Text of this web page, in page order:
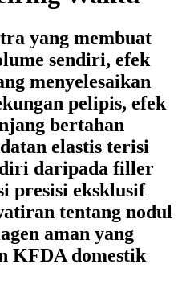
yang membuat
sendiri, efek
menyelesaikan
pelipis, efek
bertahan
elastis terisi
daripada filler
presisi eksklusif
tentang nodul
aman yang
KFDA domestik